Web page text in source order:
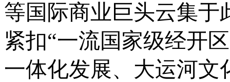
等国际商业巨头云集于
紧扣“一流国家级经开
一体化发展、大运河文